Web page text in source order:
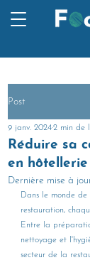
Post
Réduire sa
en
9 janv. 20242 min de
Dernière mise à
Dans le monde
restauration,
Entre la
nettoyage et
secteur de la